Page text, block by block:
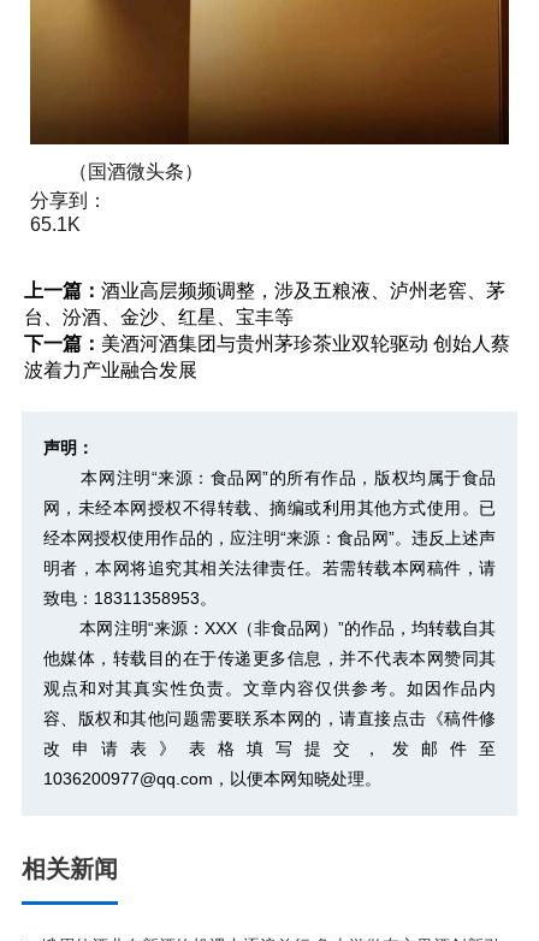
（国酒微头条）
分享到：
65.1K
上一篇： 酒业高层频频调整，涉及五粮液、泸州老窖、茅
台、汾酒、金沙、红星、宝丰等
下一篇： 美酒河酒集团与贵州茅珍茶业双轮驱动 创始人蔡
波着力产业融合发展
声明：
本网注明“来源：食品网”的所有作品，版权均属于食品
网，未经本网授权不得转载、摘编或利用其他方式使用。已
经本网授权使用作品的，应注明“来源：食品网”。违反上述声
明者，本网将追究其相关法律责任。若需转载本网稿件，请
致电：18311358953。
本网注明“来源：XXX（非食品网）”的作品，均转载自其
他媒体，转载目的在于传递更多信息，并不代表本网赞同其
观点和对其真实性负责。文章内容仅供参考。如因作品内
容、版权和其他问题需要联系本网的，请直接点击 《稿件修
改申请表》 表格填写提交，发邮件至
1036200977@qq.com，以便本网知晓处理。
相关新闻